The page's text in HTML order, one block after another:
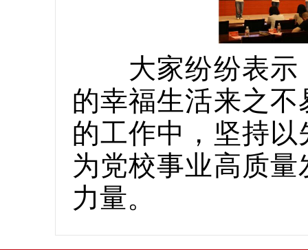
大家纷纷表示，
的幸福生活来之
的工作中，坚持
为党校事业高质
力量。